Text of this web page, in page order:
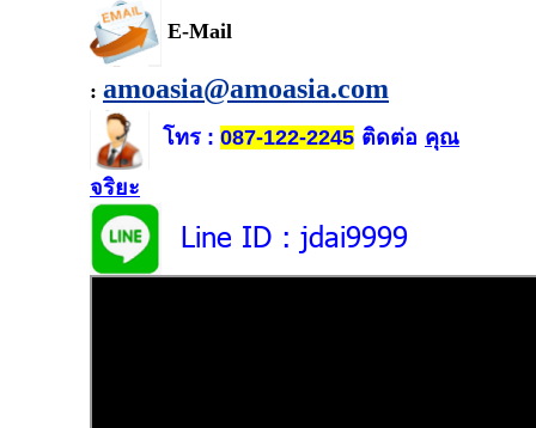
E-Mail
: amoasia@amoasia.com
โทร : 087-122-2245 ติดต่อ คุณ
จริยะ
Line ID : jdai9999